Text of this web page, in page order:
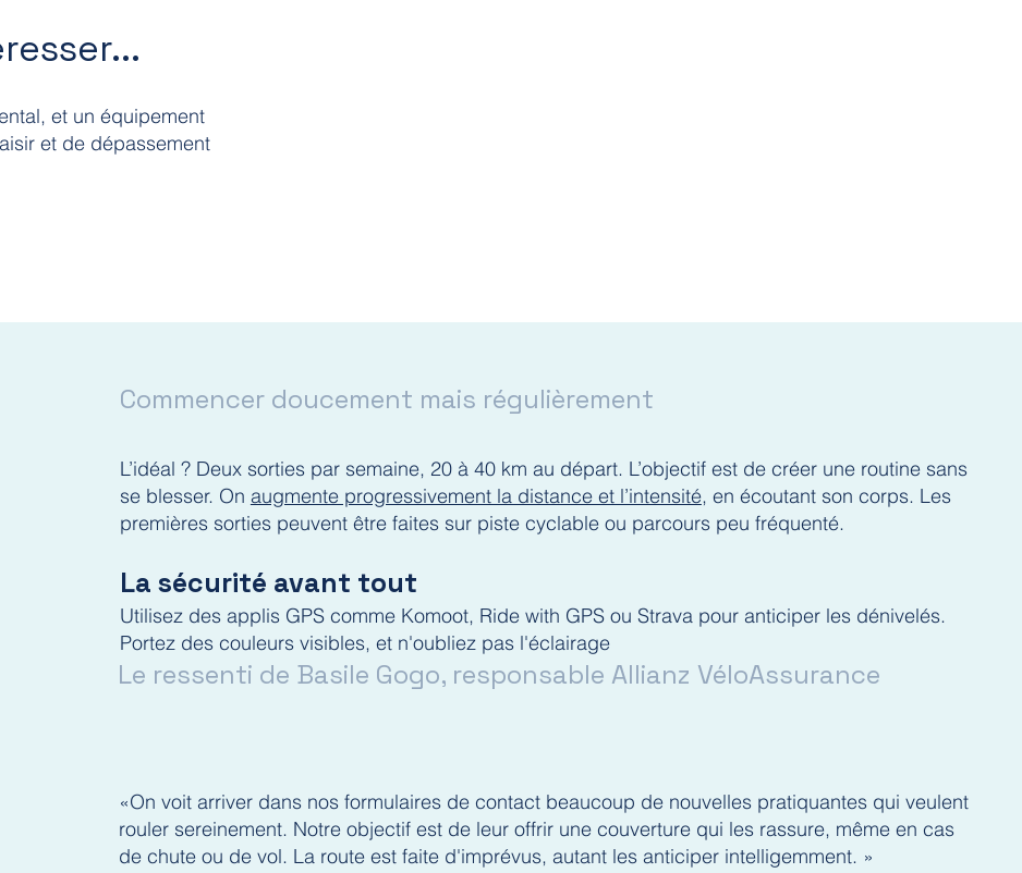
et un équipement
et de dépassement
Commencer doucement mais régulièrement
L’idéal ? Deux sorties par semaine, 20 à 40 km au départ. L’objectif est de créer une routine sans
se blesser. On augmente progressivement la distance et l’intensité, en écoutant son corps. Les
premières sorties peuvent être faites sur piste cyclable ou parcours peu fréquenté.
La sécurité avant tout
Utilisez des applis GPS comme Komoot, Ride with GPS ou Strava pour anticiper les dénivelés.
Portez des couleurs visibles, et n'oubliez pas l'éclairage
Le ressenti de Basile Gogo, responsable Allianz VéloAssurance
«On voit arriver dans nos formulaires de contact beaucoup de nouvelles pratiquantes qui veulent
rouler sereinement. Notre objectif est de leur offrir une couverture qui les rassure, même en cas
de chute ou de vol. La route est faite d'imprévus, autant les anticiper intelligemment. »